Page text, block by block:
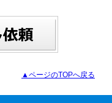
▲ページのTOPへ戻る